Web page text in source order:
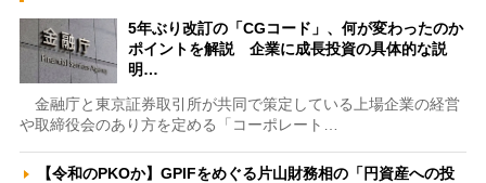
5年ぶり改訂の「CGコード」、何が変わったのか
ポイントを解説 企業に成長投資の具体的な説
明…
金融庁と東京証券取引所が共同で策定している上場企業の経営
や取締役会のあり方を定める「コーポレート…
【令和のPKOか】GPIFをめぐる片山財務相の「円資産への投